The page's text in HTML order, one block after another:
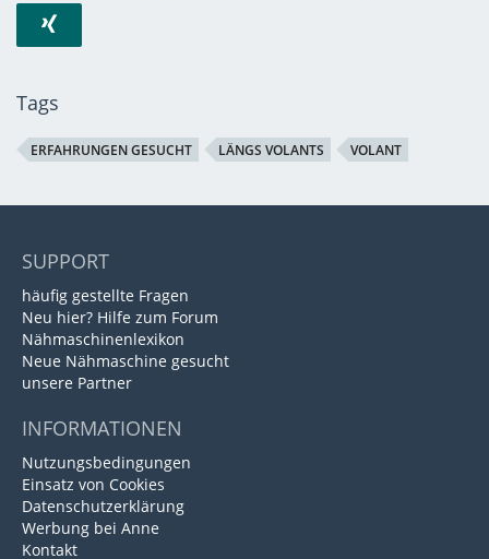
Tags
ERFAHRUNGEN GESUCHT LÄNGS VOLANTS VOLANT
SUPPORT
häufig gestellte Fragen
Neu hier? Hilfe zum Forum
Nähmaschinenlexikon
Neue Nähmaschine gesucht
unsere Partner
INFORMATIONEN
Nutzungsbedingungen
Einsatz von Cookies
Datenschutzerklärung
Werbung bei Anne
Kontakt